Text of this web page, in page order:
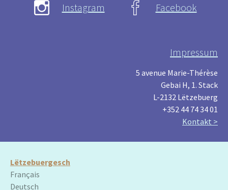
Instagram Facebook
Impressum
5 avenue Marie-Thérèse
Gebai H, 1. Stack
L-2132 Lëtzebuerg
+352 44 74 34 01
Kontakt >
Lëtzebuergesch
Français
Deutsch